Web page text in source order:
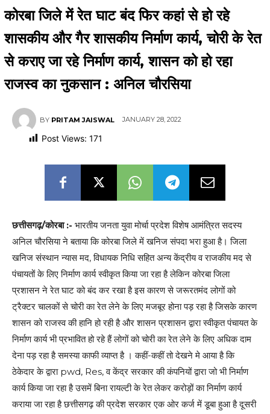
कोरबा जिले में रेत घाट बंद फिर कहां से हो रहे
शासकीय और गैर शासकीय निर्माण कार्य, चोरी के रेत
से कराए जा रहे निर्माण कार्य, शासन को हो रहा
राजस्व का नुकसान : अनिल चौरसिया
BY PRITAM JAISWAL JANUARY 28, 2022
Post Views: 171
छत्तीसगढ़/कोरबा :- भारतीय जनता युवा मोर्चा प्रदेश विशेष आमंत्रित सदस्य
अनिल चौरसिया ने बताया कि कोरबा जिले में खनिज संपदा भरा हुआ है। जिला
खनिज संस्थान न्यास मद, विधायक निधि सहित अन्य केंद्रीय व राजकीय मद से
पंचायतों के लिए निर्माण कार्य स्वीकृत किया जा रहा है लेकिन कोरबा जिला
प्रशासन ने रेत घाट को बंद कर रखा है इस कारण से जरूरतमंद लोगों को
ट्रैक्टर चालकों से चोरी का रेत लेने के लिए मजबूर होना पड़ रहा है जिसके कारण
शासन को राजस्व की हानि हो रही है और शासन प्रशासन द्वारा स्वीकृत पंचायत के
निर्माण कार्य भी प्रभावित हो रहे हैं लोगों को चोरी का रेत लेने के लिए अधिक दाम
देना पड़ रहा है समस्या काफी व्याप्त है । कहीं-कहीं तो देखने मे आया है कि
ठेकेदार के द्वारा pwd, Res, व केंद्र सरकार की कंपनियों द्वारा जो भी निर्माण
कार्य किया जा रहा है उसमें बिना रायल्टी के रेत लेकर करोड़ों का निर्माण कार्य
कराया जा रहा है छत्तीसगढ़ की प्रदेश सरकार एक ओर कर्ज में डूबा हुआ है दूसरी